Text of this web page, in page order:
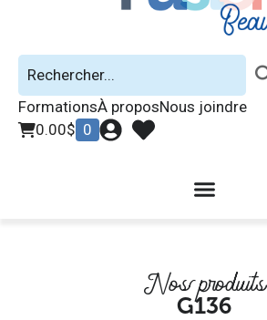
FormationsÀ proposNous joindre
0.00$ 0
Nos produits
G136